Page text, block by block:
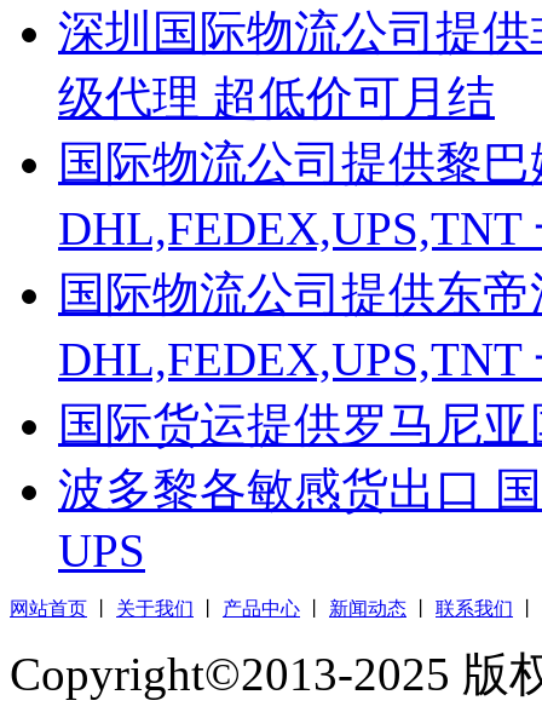
深圳国际物流公司提
级代理 超低价可月结
国际物流公司提供黎
国际物流公司提供东
国际货运提供罗马尼
波多黎各敏感货出口
UPS
网站首页 关于我们 产品中心 新闻动态 联系我们
Copyright©2013-2025 版